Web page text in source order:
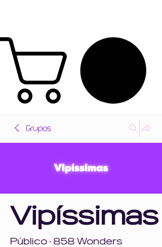
Grupos
Vipíssimas
Público · 858 Wonders